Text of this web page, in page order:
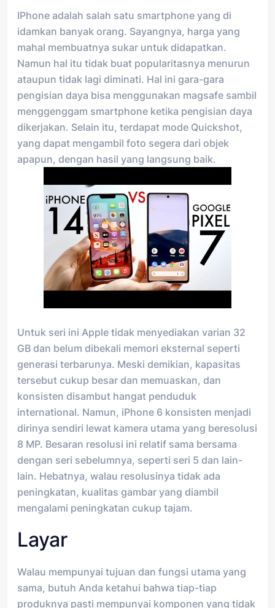
IPhone adalah salah satu smartphone yang di
idamkan banyak orang. Sayangnya, harga yang
mahal membuatnya sukar untuk didapatkan.
Namun hal itu tidak buat popularitasnya menurun
ataupun tidak lagi diminati. Hal ini gara-gara
pengisian daya bisa menggunakan magsafe sambil
menggenggam smartphone ketika pengisian daya
dikerjakan. Selain itu, terdapat mode Quickshot,
yang dapat mengambil foto segera dari objek
apapun, dengan hasil yang langsung baik.
Untuk seri ini Apple tidak menyediakan varian 32
GB dan belum dibekali memori eksternal seperti
generasi terbarunya. Meski demikian, kapasitas
tersebut cukup besar dan memuaskan, dan
konsisten disambut hangat penduduk
international. Namun, iPhone 6 konsisten menjadi
dirinya sendiri lewat kamera utama yang beresolusi
8 MP. Besaran resolusi ini relatif sama bersama
dengan seri sebelumnya, seperti seri 5 dan lain-
lain. Hebatnya, walau resolusinya tidak ada
peningkatan, kualitas gambar yang diambil
mengalami peningkatan cukup tajam.
Layar
Walau mempunyai tujuan dan fungsi utama yang
sama, butuh Anda ketahui bahwa tiap-tiap
produknya pasti mempunyai komponen yang tidak